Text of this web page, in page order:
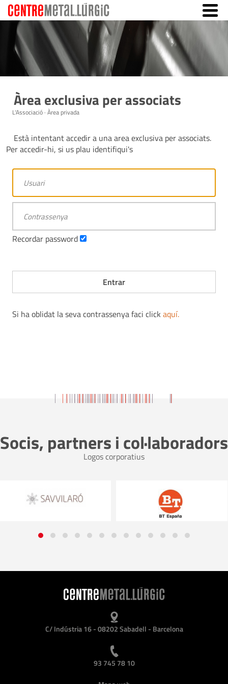
Àrea exclusiva per associats
L'Associació · Àrea privada
Està intentant accedir a una area exclusiva per associats.
Per accedir-hi, si us plau identifiqui's
Recordar password
Si ha oblidat la seva contrassenya faci click aquí.
Socis, partners i col·laboradors
Logos corporatius
C/ Indústria 16 - 08202 Sabadell - Barcelona
93 745 78 10